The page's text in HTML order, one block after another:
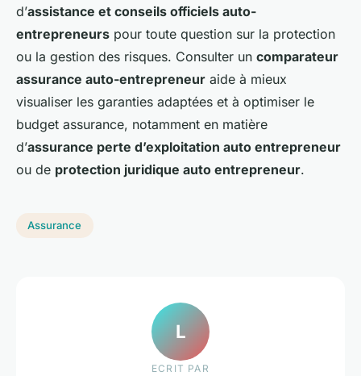
d’assistance et conseils officiels auto-
entrepreneurs pour toute question sur la protection
ou la gestion des risques. Consulter un comparateur
assurance auto-entrepreneur aide à mieux
visualiser les garanties adaptées et à optimiser le
budget assurance, notamment en matière
d’assurance perte d’exploitation auto entrepreneur
ou de protection juridique auto entrepreneur.
Assurance
L
ECRIT PAR